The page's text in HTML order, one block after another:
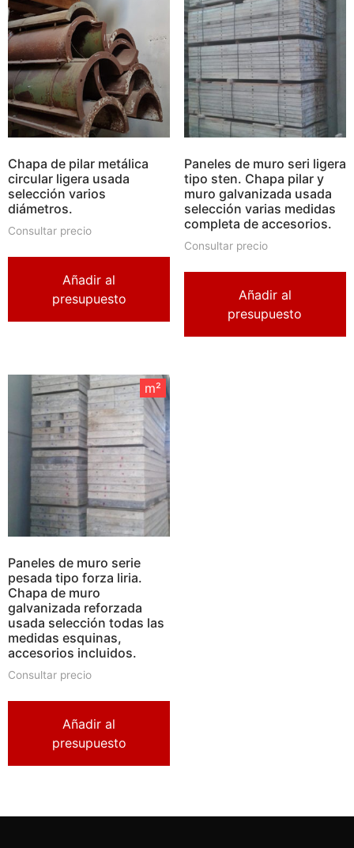
Chapa de pilar metálica
circular ligera usada
selección varios
diámetros.
Consultar precio
Añadir al
presupuesto
Paneles de muro seri ligera
tipo sten. Chapa pilar y
muro galvanizada usada
selección varias medidas
completa de accesorios.
Consultar precio
Añadir al
presupuesto
m²
m²
Paneles de muro serie
pesada tipo forza liria.
Chapa de muro
galvanizada reforzada
usada selección todas las
medidas esquinas,
accesorios incluidos.
Consultar precio
Añadir al
presupuesto